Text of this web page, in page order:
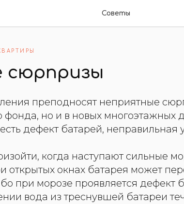
Советы
сюрпризы
преподносят неприятные
фонда, но и в новых многоэтажных
дефект батарей, неправильная
когда наступают сильные
открытых окнах батарея может
при морозе проявляется дефект
вода из треснувшей батареи